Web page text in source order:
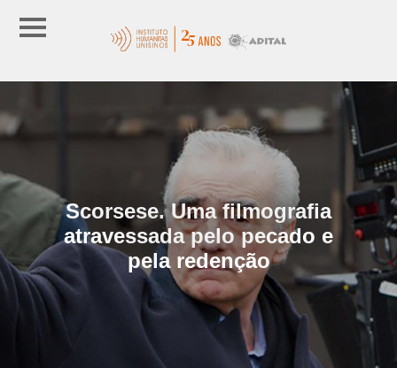
Scorsese. Uma filmografia
atravessada pelo pecado e
pela redenção